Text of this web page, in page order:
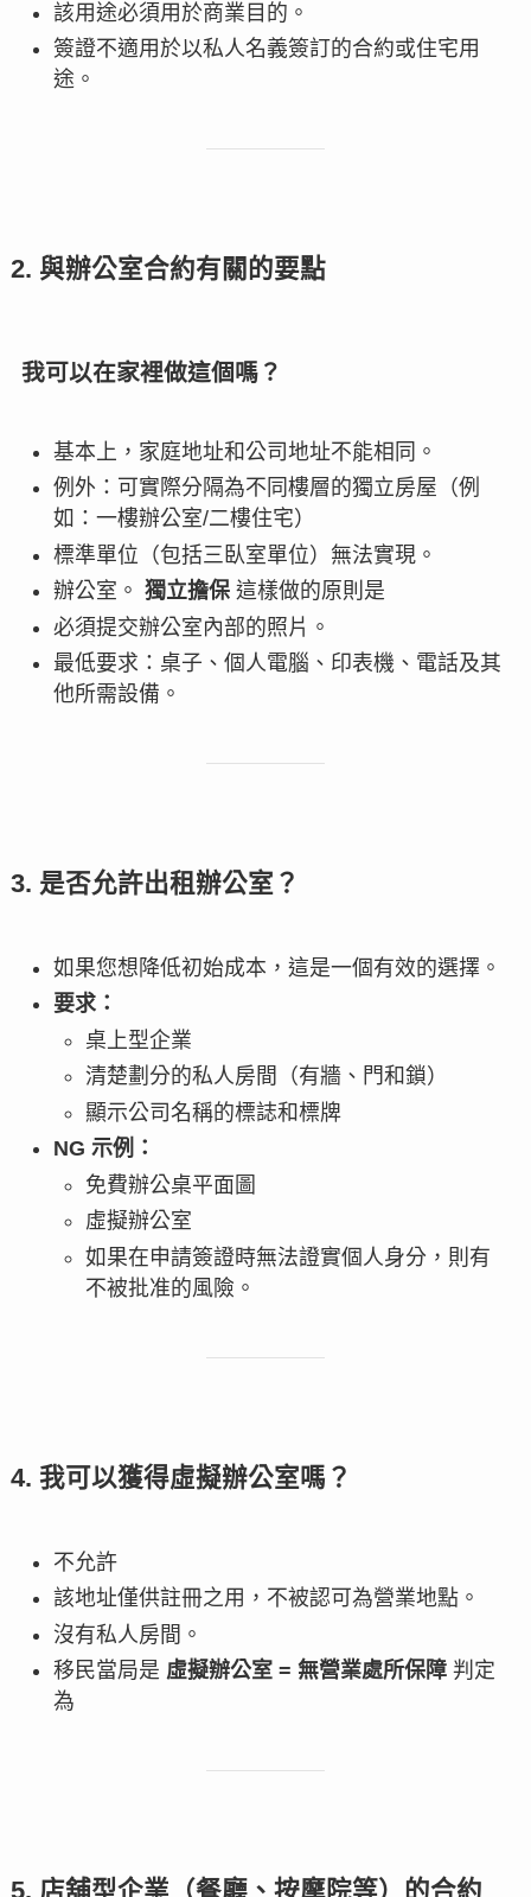
該用途必須用於商業目的。
簽證不適用於以私人名義簽訂的合約或住宅用
途。
2. 與辦公室合約有關的要點
我可以在家裡做這個嗎？
基本上，家庭地址和公司地址不能相同。
例外：可實際分隔為不同樓層的獨立房屋（例
如：一樓辦公室/二樓住宅）
標準單位（包括三臥室單位）無法實現。
辦公室。 獨立擔保這樣做的原則是
必須提交辦公室內部的照片。
最低要求：桌子、個人電腦、印表機、電話及其
他所需設備。
3. 是否允許出租辦公室？
如果您想降低初始成本，這是一個有效的選擇。
要求：
桌上型企業
清楚劃分的私人房間（有牆、門和鎖）
顯示公司名稱的標誌和標牌
NG 示例：
免費辦公桌平面圖
虛擬辦公室
如果在申請簽證時無法證實個人身分，則有
不被批准的風險。
4. 我可以獲得虛擬辦公室嗎？
不允許
該地址僅供註冊之用，不被認可為營業地點。
沒有私人房間。
移民當局是 虛擬辦公室 = 無營業處所保障判定
為
5. 店舖型企業（餐廳、按摩院等）的合約